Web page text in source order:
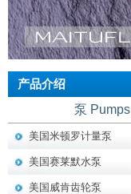
产品介绍
泵 Pumps
美国米顿罗计量泵
美国赛莱默水泵
美国威肯齿轮泵